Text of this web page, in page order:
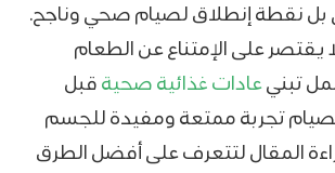
نقطة إنطلاق لصيام صحي وناجح.
على الإمتناع عن الطعام
تبنيعادات غذائية صحية قبل
تجربة ممتعة ومفيدة للجسم
المقال لتتعرف على أفضل الطرق